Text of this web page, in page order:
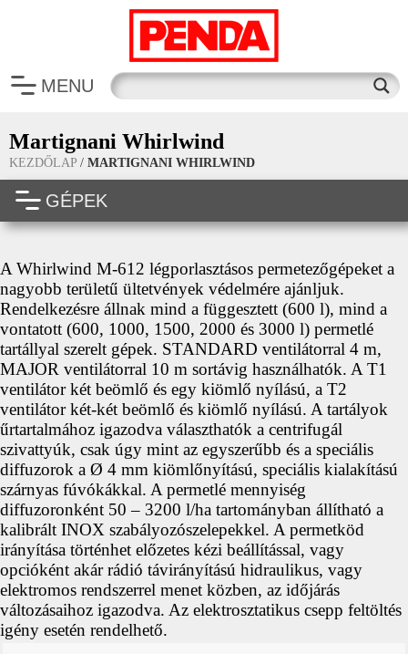
MENU
Martignani Whirlwind
KEZDŐLAP / MARTIGNANI WHIRLWIND
GÉPEK
A Whirlwind M-612 légporlasztásos permetezőgépeket a
nagyobb területű ültetvények védelmére ajánljuk.
Rendelkezésre állnak mind a függesztett (600 l), mind a
vontatott (600, 1000, 1500, 2000 és 3000 l) permetlé
tartállyal szerelt gépek. STANDARD ventilátorral 4 m,
MAJOR ventilátorral 10 m sortávig használhatók. A T1
ventilátor két beömlő és egy kiömlő nyílású, a T2
ventilátor két-két beömlő és kiömlő nyílású. A tartályok
űrtartalmához igazodva választhatók a centrifugál
szivattyúk, csak úgy mint az egyszerűbb és a speciális
diffuzorok a Ø 4 mm kiömlőnyítású, speciális kialakítású
szárnyas fúvókákkal. A permetlé mennyiség
diffuzoronként 50 – 3200 l/ha tartományban állítható a
kalibrált INOX szabályozószelepekkel. A permetköd
irányítása történhet előzetes kézi beállítással, vagy
opcióként akár rádió távirányítású hidraulikus, vagy
elektromos rendszerrel menet közben, az időjárás
változásaihoz igazodva. Az elektrosztatikus csepp feltöltés
igény esetén rendelhető.